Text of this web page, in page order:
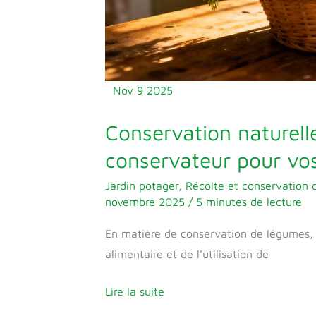
Nov 9 2025
Conservation
conservateur pour
Jardin potager, Récolte et conservation
novembre 2025 / 5 minutes de lecture
En matière de conservation de
alimentaire et de l’utilisation de
Lire la suite